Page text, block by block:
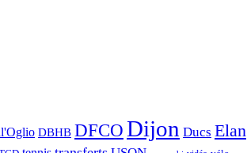
DBHB DFCODijon Ducs Elan